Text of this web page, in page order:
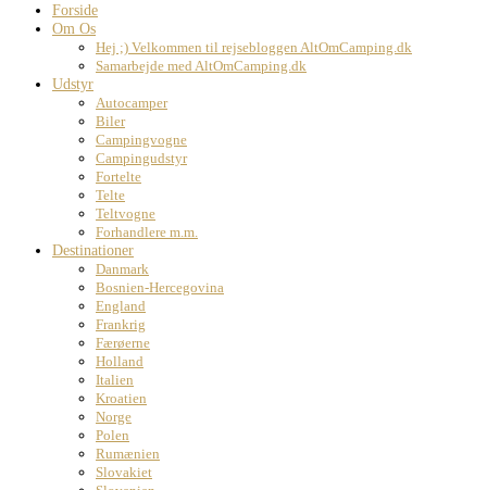
Forside
Om Os
Hej ;) Velkommen til rejsebloggen AltOmCamping.dk
Samarbejde med AltOmCamping.dk
Udstyr
Autocamper
Biler
Campingvogne
Campingudstyr
Fortelte
Telte
Teltvogne
Forhandlere m.m.
Destinationer
Danmark
Bosnien-Hercegovina
England
Frankrig
Færøerne
Holland
Italien
Kroatien
Norge
Polen
Rumænien
Slovakiet